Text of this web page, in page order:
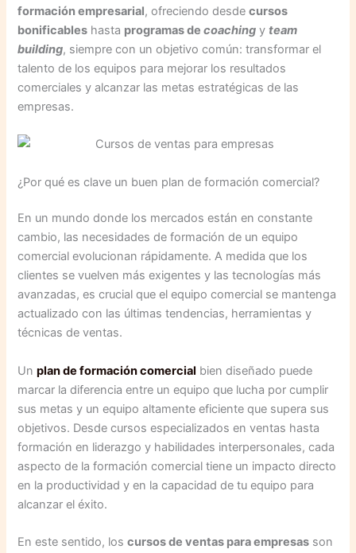
formación empresarial, ofreciendo desdecursos
bonificables hasta programas decoaching y team
building, siempre con un objetivo común: transformar el
talento de los equipos para mejorar los resultados
comerciales y alcanzar las metas estratégicas de las
empresas.
¿Por qué es clave un buen plan de formación comercial?
En un mundo donde los mercados están en constante
cambio, las necesidades de formación de un equipo
comercial evolucionan rápidamente. A medida que los
clientes se vuelven más exigentes y las tecnologías más
avanzadas, es crucial que el equipo comercial se mantenga
actualizado con las últimas tendencias, herramientas y
técnicas de ventas.
Unplan de formación comercial bien diseñado puede
marcar la diferencia entre un equipo que lucha por cumplir
sus metas y un equipo altamente eficiente que supera sus
objetivos. Desde cursos especializados en ventas hasta
formación en liderazgo y habilidades interpersonales, cada
aspecto de la formación comercial tiene un impacto directo
en la productividad y en la capacidad de tu equipo para
alcanzar el éxito.
En este sentido, loscursos de ventas para empresas son